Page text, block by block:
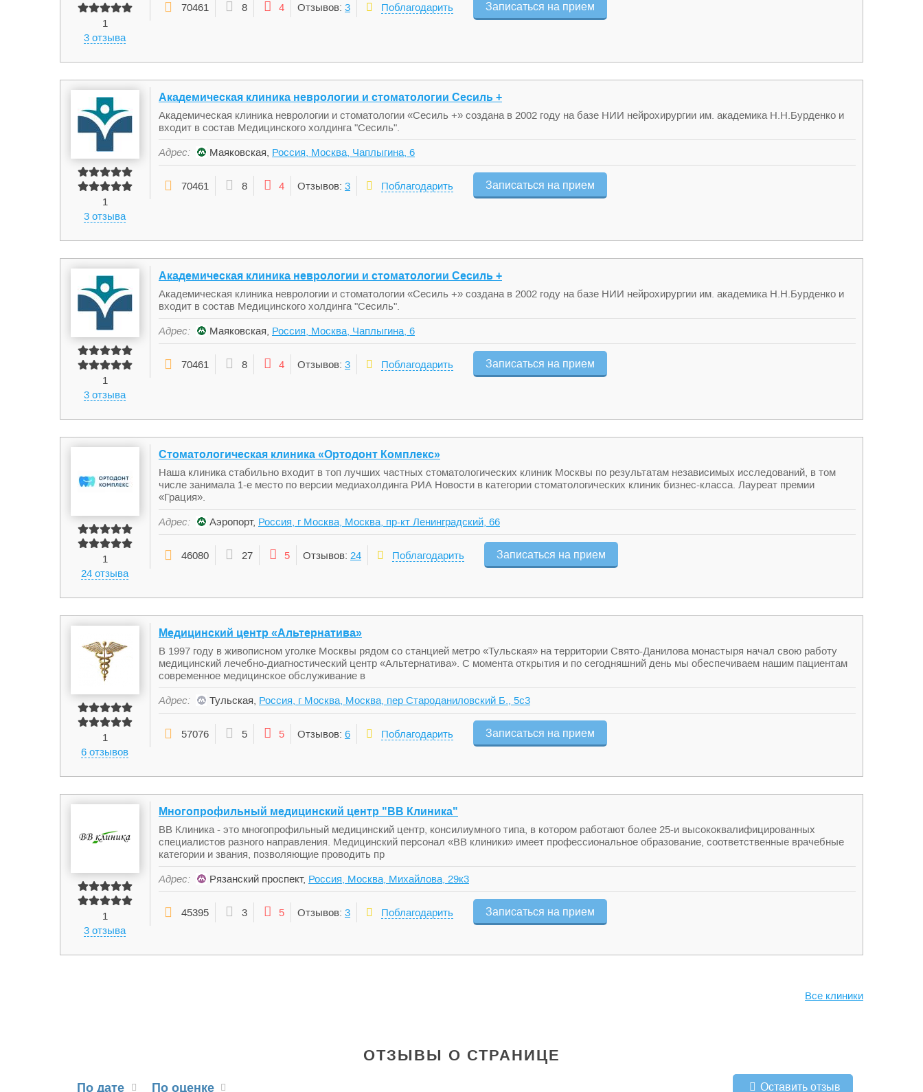
1
3 отзыва
70461 8 4 Отзывов: 3 Поблагодарить Записаться на прием
1
3 отзыва
Академическая клиника неврологии и стоматологии Сесиль +
Академическая клиника неврологии и стоматологии «Сесиль +» создана в 2002 году на базе НИИ нейрохирургии им. академика Н.Н.Бурденко и
входит в состав Медицинского холдинга "Сесиль".
Адрес: Маяковская, Россия, Москва, Чаплыгина, 6
70461 8 4 Отзывов: 3 Поблагодарить Записаться на прием
1
3 отзыва
Академическая клиника неврологии и стоматологии Сесиль +
Академическая клиника неврологии и стоматологии «Сесиль +» создана в 2002 году на базе НИИ нейрохирургии им. академика Н.Н.Бурденко и
входит в состав Медицинского холдинга "Сесиль".
Адрес: Маяковская, Россия, Москва, Чаплыгина, 6
70461 8 4 Отзывов: 3 Поблагодарить Записаться на прием
1
24 отзыва
Стоматологическая клиника «Ортодонт Комплекс»
Наша клиника стабильно входит в топ лучших частных стоматологических клиник Москвы по результатам независимых исследований, в том
числе занимала 1-е место по версии медиахолдинга РИА Новости в категории стоматологических клиник бизнес-класса. Лауреат премии
«Грация».
Адрес: Аэропорт, Россия, г Москва, Москва, пр-кт Ленинградский, 66
46080 27 5 Отзывов: 24 Поблагодарить Записаться на прием
1
6 отзывов
Медицинский центр «Альтернатива»
В 1997 году в живописном уголке Москвы рядом со станцией метро «Тульская» на территории Свято-Данилова монастыря начал свою работу
медицинский лечебно-диагностический центр «Альтернатива». С момента открытия и по сегодняшний день мы обеспечиваем нашим пациентам
современное медицинское обслуживание в
Адрес: Тульская, Россия, г Москва, Москва, пер Староданиловский Б., 5с3
57076 5 5 Отзывов: 6 Поблагодарить Записаться на прием
1
3 отзыва
Многопрофильный медицинский центр "ВВ Клиника"
ВВ Клиника - это многопрофильный медицинский центр, консилиумного типа, в котором работают более 25-и высококвалифицированных
специалистов разного направления. Медицинский персонал «ВВ клиники» имеет профессиональное образование, соответственные врачебные
категории и звания, позволяющие проводить пр
Адрес: Рязанский проспект, Россия, Москва, Михайлова, 29к3
45395 3 5 Отзывов: 3 Поблагодарить Записаться на прием
Все клиники
ОТЗЫВЫ О СТРАНИЦЕ
По дате По оценке Оставить отзыв